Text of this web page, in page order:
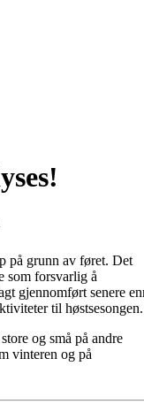
på grunn av føret. Det
som forsvarlig å
gjennomført senere
til
og små på andre
vinteren og på